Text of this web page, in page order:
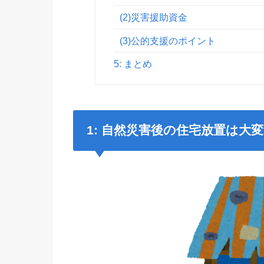
(2)災害援助資金
(3)公的支援のポイント
5: まとめ
1: 自然災害後の住宅放置は大